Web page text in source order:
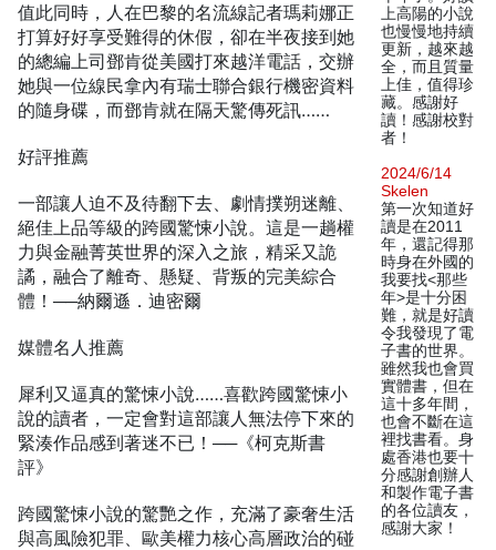
值此同時，人在巴黎的名流線記者瑪莉娜正
打算好好享受難得的休假，卻在半夜接到她
的總編上司鄧肯從美國打來越洋電話，交辦
她與一位線民拿內有瑞士聯合銀行機密資料
的隨身碟，而鄧肯就在隔天驚傳死訊……
好評推薦
一部讓人迫不及待翻下去、劇情撲朔迷離、
絕佳上品等級的跨國驚悚小說。這是一趟權
力與金融菁英世界的深入之旅，精采又詭
譎，融合了離奇、懸疑、背叛的完美綜合
體！──納爾遜．迪密爾
媒體名人推薦
犀利又逼真的驚悚小說……喜歡跨國驚悚小
說的讀者，一定會對這部讓人無法停下來的
緊湊作品感到著迷不已！──《柯克斯書
評》
跨國驚悚小說的驚艷之作，充滿了豪奢生活
與高風險犯罪、歐美權力核心高層政治的碰
上高陽的小說
也慢慢地持續
更新，越來越
全，而且質量
上佳，值得珍
藏。感謝好
讀！感謝校對
者！
2024/6/14
Skelen
第一次知道好
讀是在2011
年，還記得那
時身在外國的
我要找<那些
年>是十分困
難，就是好讀
令我發現了電
子書的世界。
雖然我也會買
實體書，但在
這十多年間，
也會不斷在這
裡找書看。身
處香港也要十
分感謝創辦人
和製作電子書
的各位讀友，
感謝大家！